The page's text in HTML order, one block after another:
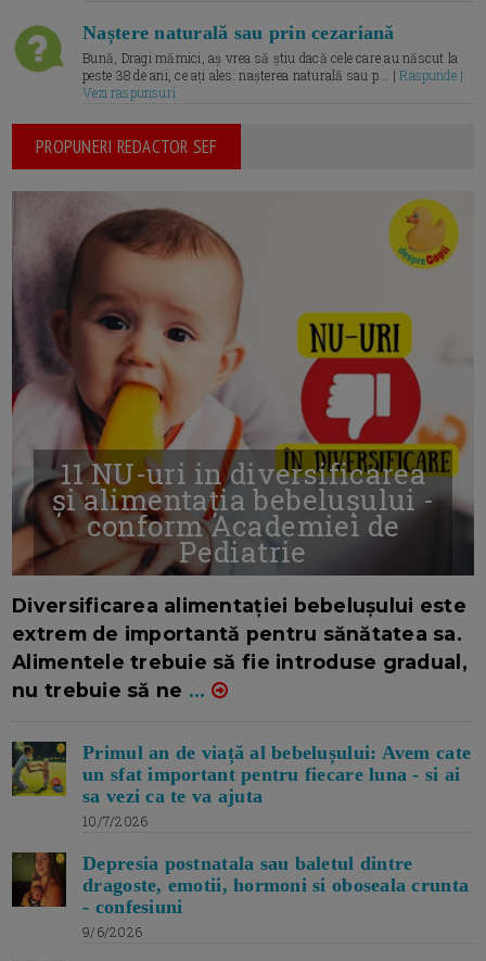
Naștere naturală sau prin cezariană
Bună, Dragi mămici, aș vrea să știu dacă cele care au născut la
peste 38 de ani, ce ați ales: nașterea naturală sau p... |Raspunde |
Vezi raspunsuri
PROPUNERI REDACTOR SEF
11 NU-uri in diversificarea
și alimentația bebelușului -
conform Academiei de
Pediatrie
Diversificarea alimentației bebelușului este
extrem de importantă pentru sănătatea sa.
Alimentele trebuie să fie introduse gradual,
nu trebuie să ne ...
Primul an de viață al bebelușului: Avem cate
un sfat important pentru fiecare luna - si ai
sa vezi ca te va ajuta
10/7/2026
Depresia postnatala sau baletul dintre
dragoste, emotii, hormoni si oboseala crunta
- confesiuni
9/6/2026